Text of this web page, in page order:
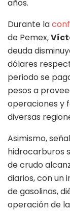
años.
Durante la
de Pemex,
deuda
dólares
periodo se
pesos a
operaciones y
diversas
Asimismo,
hidrocarburos
de crudo
diarios, con un
de gasolinas,
operación de